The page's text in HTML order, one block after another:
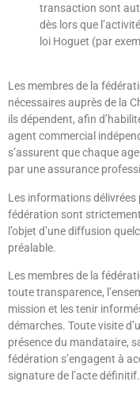
transaction sont
dès lors que
loi Hoguet (par
Les membres de la
nécessaires auprès de la
ils dépendent, afin
agent commercial
s’assurent que chaque
par une assurance
Les informations délivrées
fédération sont
l’objet d’une diffusion
préalable.
Les membres de la
toute transparence,
mission et les tenir
démarches. Toute visite
présence du mandataire,
fédération s’engagent à
signature de l’acte définitif.